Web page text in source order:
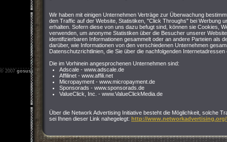
Wir haben mit einigen Unternehmen Verträge zur Überwachung
den Traffic auf der Website, Statistiken, "Click Throughs" bei Werbung
erhalten. Sofern diese von uns dazu befugt sind, können sie Cookies,
verwenden, um anonyme Statistiken über die Besucher unserer
identifizierbaren Informationen gesammelt oder an andere Parteien als
darüber, wie Informationen von den verschiedenen Unternehmen
Datenschutzrichtlinien, die Sie über die nachfolgenden Internetadressen
Die im Vorhinein angesprochenen Unternehmen sind:
Adscale - www.adscale.de
Affilinet - www.affili.net
Micropayment - www.micropayment.de
Sponsorads - www.sponsorads.de
ValueClick, Inc. - www.ValueClickMedia.de
Über die Network Advertising Initiative besteht die Möglichkeit, solche
sei Ihnen dieser Link nahegelegt: http://
© 2007 gosus.net Impressum-Nutzungsbedingungen